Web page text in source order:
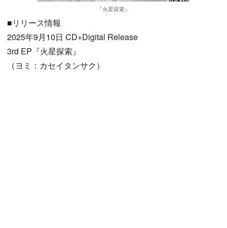
『火星探索』
■リリース情報
2025年9月10日 CD+Digital Release
3rd EP『火星探索』
（ヨミ：カセイタンサク）